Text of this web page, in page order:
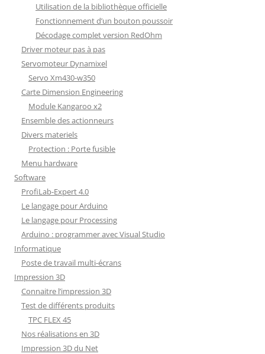
Utilisation de la bibliothèque officielle
Fonctionnement d’un bouton poussoir
Décodage complet version RedOhm
Driver moteur pas à pas
Servomoteur Dynamixel
Servo Xm430-w350
Carte Dimension Engineering
Module Kangaroo x2
Ensemble des actionneurs
Divers materiels
Protection : Porte fusible
Menu hardware
Software
ProfiLab-Expert 4.0
Le langage pour Arduino
Le langage pour Processing
Arduino : programmer avec Visual Studio
Informatique
Poste de travail multi-écrans
Impression 3D
Connaitre l’impression 3D
Test de différents produits
TPC FLEX 45
Nos réalisations en 3D
Impression 3D du Net